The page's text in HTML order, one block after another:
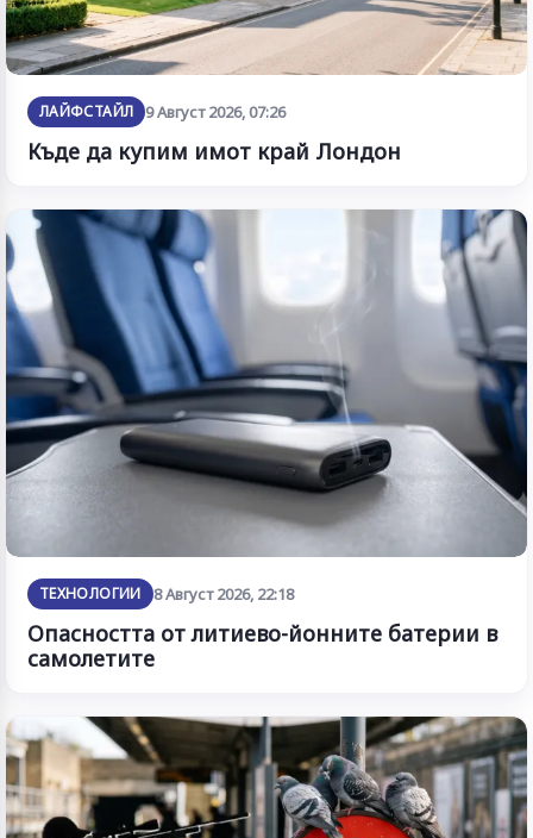
ЛАЙФСТАЙЛ 9 Август 2026, 07:26
Къде да купим имот край Лондон
ТЕХНОЛОГИИ 8 Август 2026, 22:18
Опасността от литиево-йонните батерии в
самолетите